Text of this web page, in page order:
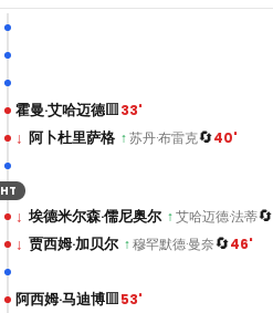
霍曼·艾哈迈德🟥33'
↓ 阿卜杜里萨格 ↑苏丹·布雷克🔄40'
HT
↓ 埃德米尔森·儒尼奥尔 ↑艾哈迈德·法蒂🔄
↓ 贾西姆·加贝尔 ↑穆罕默德·曼奈🔄46'
阿西姆·马迪博🟥53'